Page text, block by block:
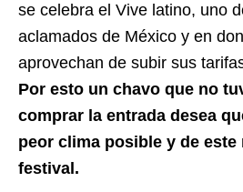
se celebra el Vive latino, uno
aclamados de México y en
aprovechan de subir sus
Por esto un chavo que no
comprar la entrada desea
peor clima posible y de este
festival.